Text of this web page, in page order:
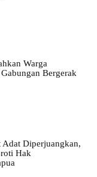
Warga
Bergerak
Adat Diperjuangkan,
Hak